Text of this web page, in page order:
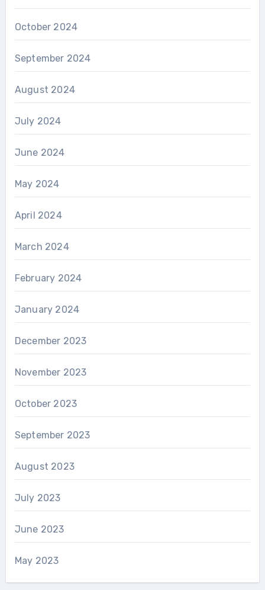
October 2024
September 2024
August 2024
July 2024
June 2024
May 2024
April 2024
March 2024
February 2024
January 2024
December 2023
November 2023
October 2023
September 2023
August 2023
July 2023
June 2023
May 2023